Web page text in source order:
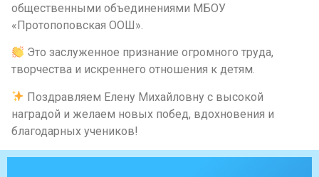
общественными объединениями МБОУ
«Протопоповская ООШ».
Это заслуженное признание огромного труда,
творчества и искреннего отношения к детям.
Поздравляем Елену Михайловну с высокой
наградой и желаем новых побед, вдохновения и
благодарных учеников!